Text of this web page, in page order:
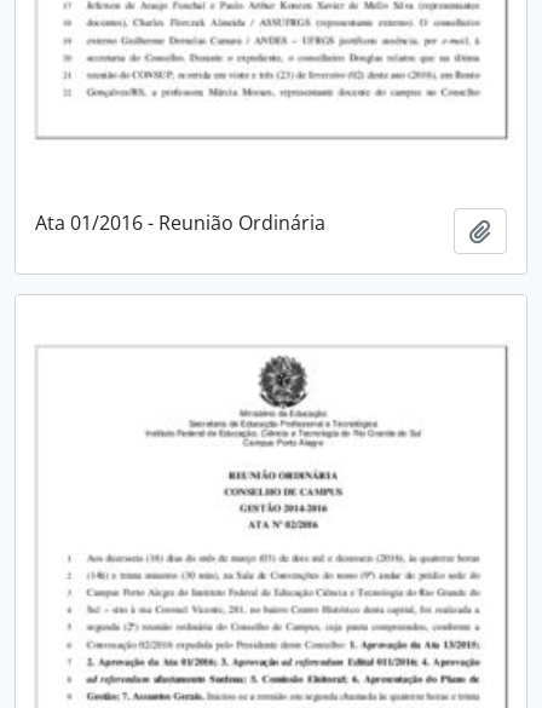
Ata 01/2016 - Reunião Ordinária